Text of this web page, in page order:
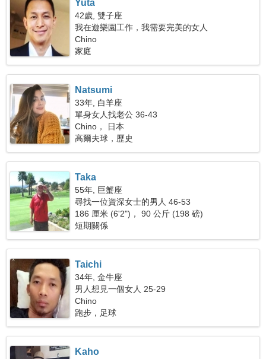
Yuta
42歲, 雙子座
我在遊樂園工作，我需要完美的女人
Chino
家庭
Natsumi
33年, 白羊座
單身女人找老公 36-43
Chino， 日本
高爾夫球，歷史
Taka
55年, 巨蟹座
尋找一位資深女士的男人 46-53
186 厘米 (6'2")， 90 公斤 (198 磅)
短期關係
Taichi
34年, 金牛座
男人想見一個女人 25-29
Chino
跑步，足球
Kaho